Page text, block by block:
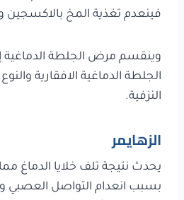
فينعدم تغذية المخ بالاكسجين
وينقسم مرض الجلطة الدماغية
الجلطة الدماغية الافقارية
النزفية.
الزهايمر
يحدث نتيجة تلف خلايا الدماغ
بسبب انعدام التواصل العصبي